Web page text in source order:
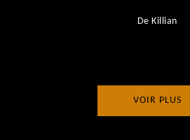
De Killian
VOIR PLUS